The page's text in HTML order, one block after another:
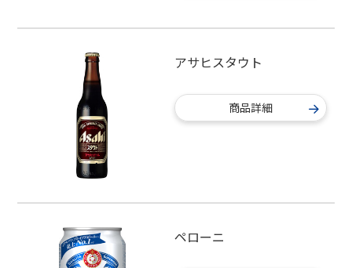
アサヒスタウト
商品詳細
ペローニ